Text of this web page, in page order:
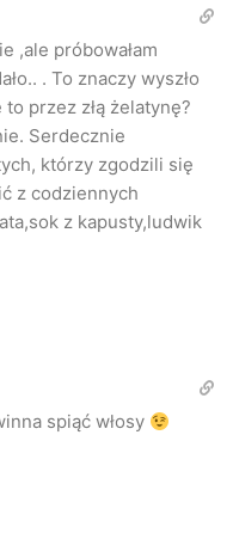
,ale próbowałam
. To znaczy wyszło
przez złą żelatynę?
Serdecznie
którzy zgodzili się
z codziennych
z kapusty,ludwik
spiąć włosy